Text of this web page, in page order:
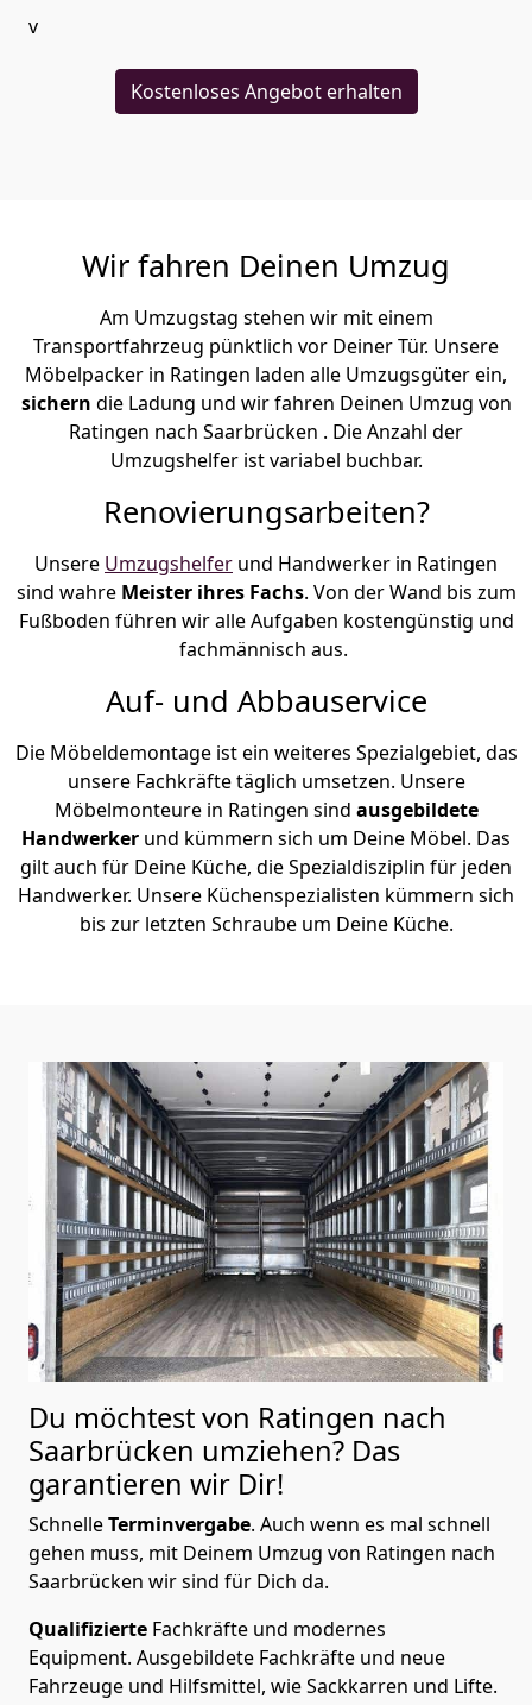
v
Kostenloses Angebot erhalten
Wir fahren Deinen Umzug
Am Umzugstag stehen wir mit einem
Transportfahrzeug pünktlich vor Deiner Tür. Unsere
Möbelpacker in Ratingen laden alle Umzugsgüter ein,
sichern die Ladung und wir fahren Deinen Umzug von
Ratingen nach Saarbrücken . Die Anzahl der
Umzugshelfer ist variabel buchbar.
Renovierungsarbeiten?
Unsere Umzugshelfer und Handwerker in Ratingen
sind wahre Meister ihres Fachs. Von der Wand bis zum
Fußboden führen wir alle Aufgaben kostengünstig und
fachmännisch aus.
Auf- und Abbauservice
Die Möbeldemontage ist ein weiteres Spezialgebiet, das
unsere Fachkräfte täglich umsetzen. Unsere
Möbelmonteure in Ratingen sind ausgebildete
Handwerker und kümmern sich um Deine Möbel. Das
gilt auch für Deine Küche, die Spezialdisziplin für jeden
Handwerker. Unsere Küchenspezialisten kümmern sich
bis zur letzten Schraube um Deine Küche.
Du möchtest von Ratingen nach
Saarbrücken umziehen? Das
garantieren wir Dir!
SchnelleTerminvergabe. Auch wenn es mal schnell
gehen muss, mit Deinem Umzug von Ratingen nach
Saarbrücken wir sind für Dich da.
Qualifizierte Fachkräfte und modernes
Equipment. Ausgebildete Fachkräfte und neue
Fahrzeuge und Hilfsmittel, wie Sackkarren und Lifte.